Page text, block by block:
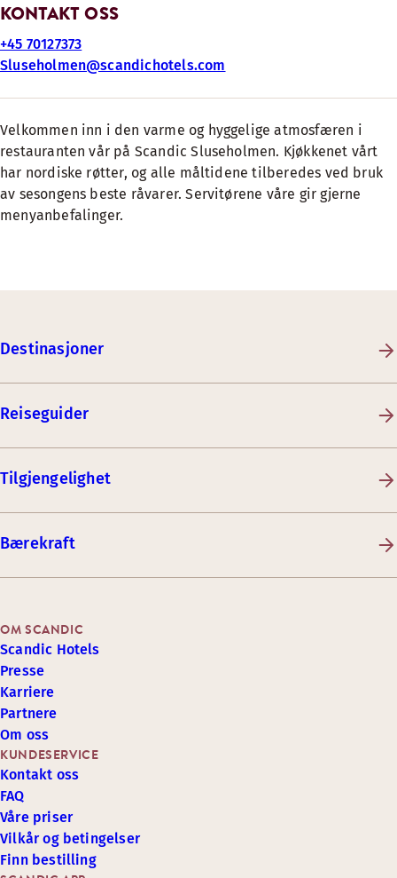
KONTAKT OSS
+45 70127373
Sluseholmen@scandichotels.com
Velkommen inn i den varme og hyggelige atmosfæren i
restauranten vår på Scandic Sluseholmen. Kjøkkenet vårt
har nordiske røtter, og alle måltidene tilberedes ved bruk
av sesongens beste råvarer. Servitørene våre gir gjerne
menyanbefalinger.
Destinasjoner
Reiseguider
Tilgjengelighet
Bærekraft
KUNDESERVICE
Kontakt oss
FAQ
Våre priser
Vilkår og betingelser
Finn bestilling
OM SCANDIC
Scandic Hotels
Presse
Karriere
Partnere
Om oss